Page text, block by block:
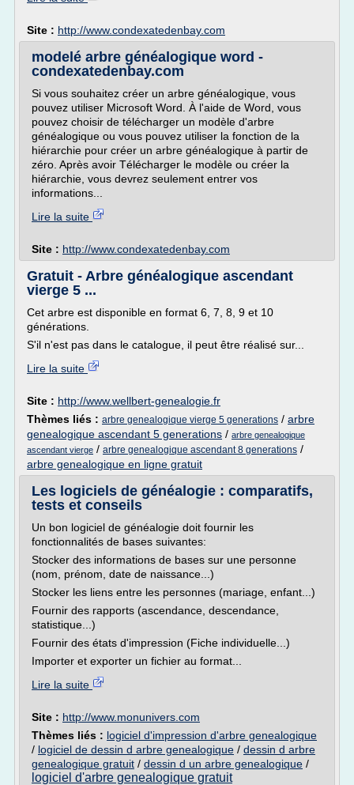
Site : http://www.condexatedenbay.com
modelé arbre généalogique word -
condexatedenbay.com
Si vous souhaitez créer un arbre généalogique, vous
pouvez utiliser Microsoft Word. À l'aide de Word, vous
pouvez choisir de télécharger un modèle d'arbre
généalogique ou vous pouvez utiliser la fonction de la
hiérarchie pour créer un arbre généalogique à partir de
zéro. Après avoir Télécharger le modèle ou créer la
hiérarchie, vous devrez seulement entrer vos
informations...
Lire la suite
Site : http://www.condexatedenbay.com
Gratuit - Arbre généalogique ascendant
vierge 5 ...
Cet arbre est disponible en format 6, 7, 8, 9 et 10
générations.
S'il n'est pas dans le catalogue, il peut être réalisé sur...
Lire la suite
Site : http://www.wellbert-genealogie.fr
Thèmes liés : arbre genealogique vierge 5 generations / arbre
genealogique ascendant 5 generations / arbre genealogique
ascendant vierge / arbre genealogique ascendant 8 generations /
arbre genealogique en ligne gratuit
Les logiciels de généalogie : comparatifs,
tests et conseils
Un bon logiciel de généalogie doit fournir les
fonctionnalités de bases suivantes:
Stocker des informations de bases sur une personne
(nom, prénom, date de naissance...)
Stocker les liens entre les personnes (mariage, enfant...)
Fournir des rapports (ascendance, descendance,
statistique...)
Fournir des états d'impression (Fiche individuelle...)
Importer et exporter un fichier au format...
Lire la suite
Site : http://www.monunivers.com
Thèmes liés : logiciel d'impression d'arbre genealogique
/ logiciel de dessin d arbre genealogique / dessin d arbre
genealogique gratuit / dessin d un arbre genealogique /
logiciel d'arbre genealogique gratuit